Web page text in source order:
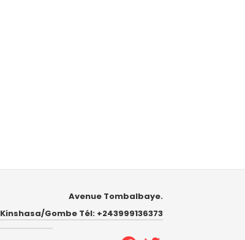
Avenue Tombalbaye.
Kinshasa/Gombe Tél: +243999136373